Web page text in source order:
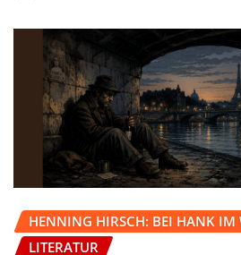
HENNING HIRSCH: BEI HANK
LITERATUR